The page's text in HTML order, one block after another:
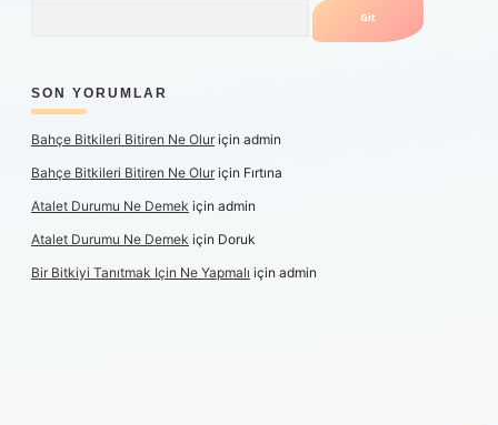
SON YORUMLAR
Bahçe Bitkileri Bitiren Ne Oluriçin admin
Bahçe Bitkileri Bitiren Ne Oluriçin Fırtına
Atalet Durumu Ne Demek için admin
Atalet Durumu Ne Demek için Doruk
Bir Bitkiyi Tanıtmak Için Ne Yapmalı için admin